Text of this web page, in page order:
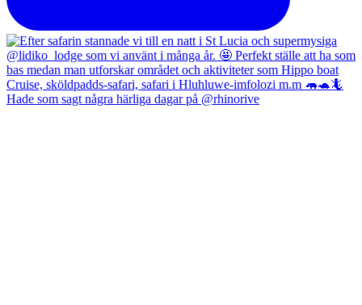
Hade som sagt några härliga dagar på @rhinorive